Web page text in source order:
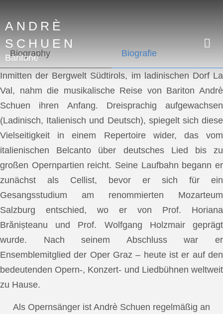
ANDRÈ
SCHUEN
Baritone
Biography Biografie
Inmitten der Bergwelt Südtirols, im ladinischen Dorf La
Val, nahm die musikalische Reise von Bariton Andrè
Schuen ihren Anfang. Dreisprachig aufgewachsen
(Ladinisch, Italienisch und Deutsch), spiegelt sich diese
Vielseitigkeit in einem Repertoire wider, das vom
italienischen Belcanto über deutsches Lied bis zu
großen Opernpartien reicht. Seine Laufbahn begann er
zunächst als Cellist, bevor er sich für ein
Gesangsstudium am renommierten Mozarteum
Salzburg entschied, wo er von Prof. Horiana
Brănișteanu und Prof. Wolfgang Holzmair geprägt
wurde. Nach seinem Abschluss war er
Ensemblemitglied der Oper Graz – heute ist er auf den
bedeutenden Opern-, Konzert- und Liedbühnen weltweit
zu Hause.
Als Opernsänger ist Andrè Schuen regelmäßig an